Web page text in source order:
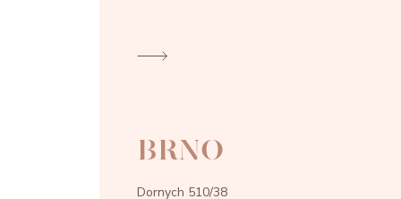
BRNO
Dornych 510/38